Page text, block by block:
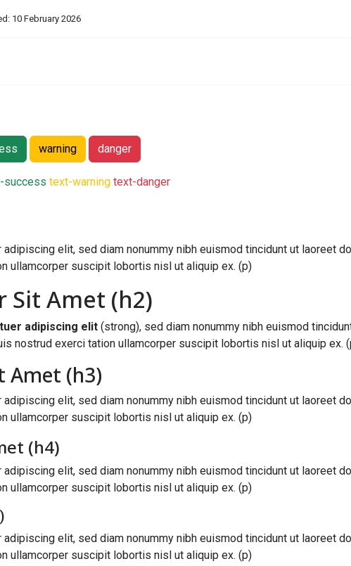
10 February 2026
warning danger
success text-warning text-danger
elit, sed diam nonummy nibh euismod tincidunt ut laoreet
ullamcorper suscipit lobortis nisl ut aliquip ex. (p)
Sit Amet (h2)
adipiscing elit (strong), sed diam nonummy nibh euismod
nostrud exerci tation ullamcorper suscipit lobortis nisl ut aliquip ex.
Amet (h3)
elit, sed diam nonummy nibh euismod tincidunt ut laoreet
ullamcorper suscipit lobortis nisl ut aliquip ex. (p)
(h4)
elit, sed diam nonummy nibh euismod tincidunt ut laoreet
ullamcorper suscipit lobortis nisl ut aliquip ex. (p)
elit, sed diam nonummy nibh euismod tincidunt ut laoreet
ullamcorper suscipit lobortis nisl ut aliquip ex. (p)